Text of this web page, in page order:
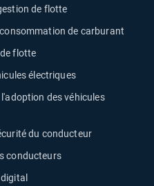
de flotte
de carburant
flotte
électriques
des véhicules
du conducteur
conducteurs